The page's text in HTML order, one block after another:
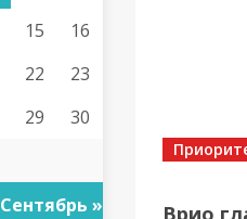
15
16
22
23
29
30
Сентябрь »
Врио